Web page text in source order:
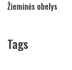
Žieminės obelys
Tags